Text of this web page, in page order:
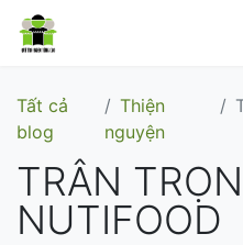
Tất cả
blog
Thiện
nguyện
TRÂN
NUTIFOOD